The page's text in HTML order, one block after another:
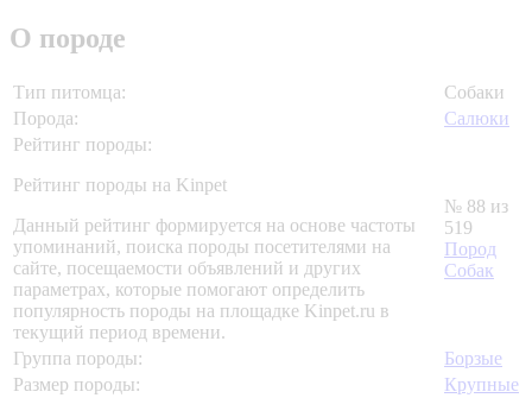
О породе
Тип питомца:
Собаки
Порода:
Салюки
Рейтинг породы:
Рейтинг породы на Kinpet
Данный рейтинг формируется на основе частоты
упоминаний, поиска породы посетителями на
сайте, посещаемости объявлений и других
параметрах, которые помогают определить
популярность породы на площадке Kinpet.ru в
текущий период времени.
№ 88 из
519
Пород
Собак
Группа породы:
Борзые
Размер породы:
Крупные